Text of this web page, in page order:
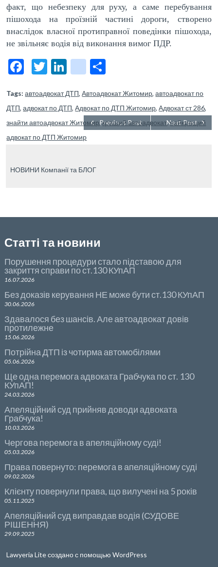
факт, що небезпеку для руху, а саме перебування
пішохода на проїзній частині дороги, створено
внаслідок власної протиправної поведінки пішохода,
не звільняє водія від виконання вимог ПДР.
F
e
b
o
o
T
itt
er
Li
ke
dI
n
bl
g
g
er
_p
t
р
а
в
Tags: автоадвокат ДТП,Автоадвокат Житомир,автоадвокат по
ДТП,адвокат по ДТП,Адвокат по ДТП Житомир,Адвокат ст 286,
знайти автоадвокат Житомир,кращий автоадвокат,найкращий
адвокат по ДТП Житомир
Next Post
Previous Post
НОВИНИ Компанії та БЛОГ
Статті та новини
Порушення процедури стало підставою для
закриття справи по ст.130 КУпАП
16.07.2026
Без доказів керування НЕ може бути ст.130 КУпАП
30.06.2026
Здавалося без шансів. Але автоадвокат довів
протилежне
15.06.2026
Потрійна ДТП із чотирма автомобілями
05.06.2026
Ще одна перемога адвоката Грабчука по ст. 130
КУпАП!
24.03.2026
Апеляційний суд прийняв доводи адвоката
Грабчука!
10.03.2026
Чергова перемога в апеляційному суді!
05.03.2026
Права повернуто: перемога в апеляційному суді
09.02.2026
Клієнту повернули права, що вилучені на 5 років
05.11.2025
Апеляційний суд виправдав водія (СУДОВЕ
РІШЕННЯ)
29.09.2025
Lawyeria Liteсоздано с помощью WordPress